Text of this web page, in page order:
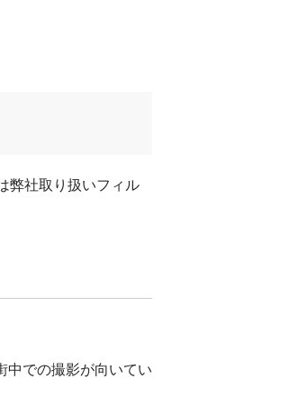
弊社取り扱いフィル
中での撮影が向いてい